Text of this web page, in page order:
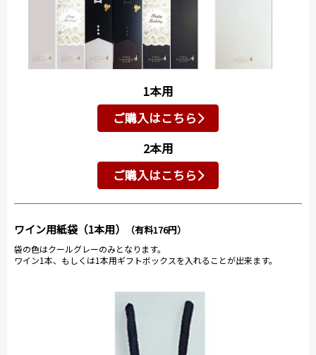
1本用
ご購入はこちら
2本用
ご購入はこちら
ワイン用紙袋（1本用） （有料176円）
袋の色はクールグレーのみとなります。
ワイン1本、もしくは1本用ギフトボックスを入れることが出来ます。